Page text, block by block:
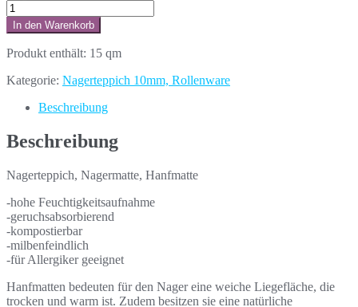
In den Warenkorb
Produkt enthält: 15 qm
Kategorie: Nagerteppich 10mm, Rollenware
Beschreibung
Beschreibung
Nagerteppich, Nagermatte, Hanfmatte
-hohe Feuchtigkeitsaufnahme
-geruchsabsorbierend
-kompostierbar
-milbenfeindlich
-für Allergiker geeignet
Hanfmatten bedeuten für den Nager eine weiche Liegefläche, die
trocken und warm ist. Zudem besitzen sie eine natürliche